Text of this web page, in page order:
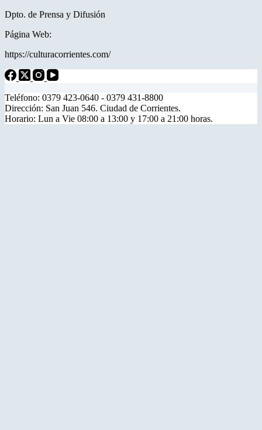
Dpto. de Prensa y Difusión
Página Web:
https://culturacorrientes.com/
Teléfono: 0379 423-0640 - 0379 431-8800
Dirección: San Juan 546. Ciudad de Corrientes.
Horario: Lun a Vie 08:00 a 13:00 y 17:00 a 21:00 horas.